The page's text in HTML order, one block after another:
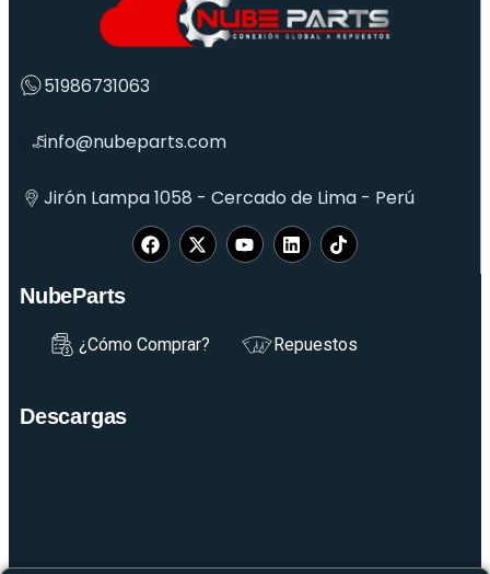
51986731063
info@nubeparts.com
Jirón Lampa 1058 - Cercado de Lima - Perú
NubeParts
¿Cómo Comprar? Repuestos
Descargas